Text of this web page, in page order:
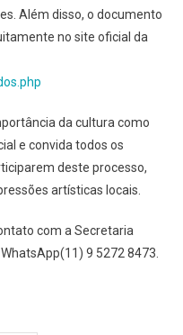
Além disso, o documento
no site oficial da
da cultura como
e convida todos os
deste processo,
artísticas locais.
com a Secretaria
9 5272 8473.